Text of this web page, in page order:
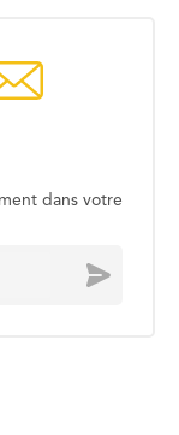
dans votre
Envoyer